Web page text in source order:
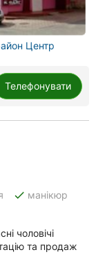
Центр
Телефонувати
done манікюр
чоловічі
та продаж